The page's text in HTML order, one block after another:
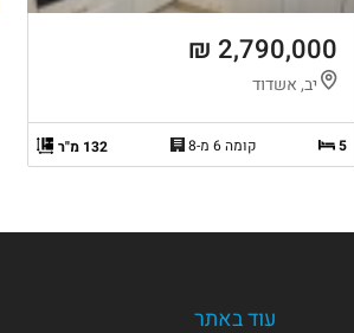
2,790,000 ₪
יב, אשדוד
5 קומה 6 מ-8 132 מ"ר
עוד באתר